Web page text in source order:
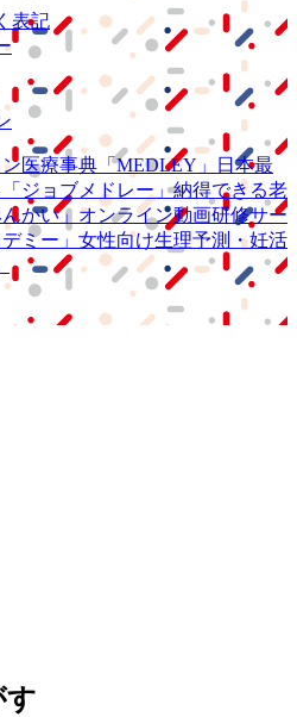
表記
医療事典 「MEDLEY」
日本最
「ジョブメドレー」納得できる老
んかい」 オンライン動画研修サー
ミー」 女性向け生理予測・妊活
す